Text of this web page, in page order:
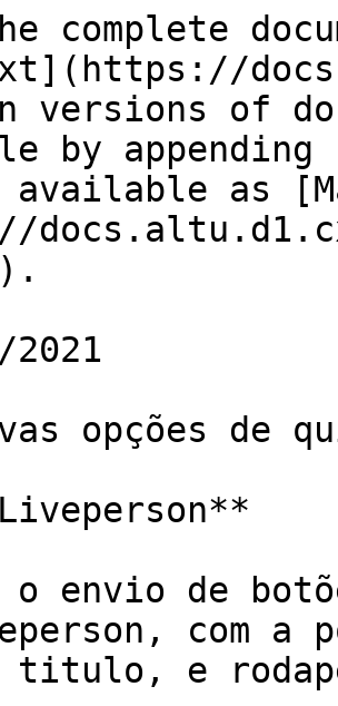
complete
versions of
by
available as
opções de
o envio de
com a
titulo, e